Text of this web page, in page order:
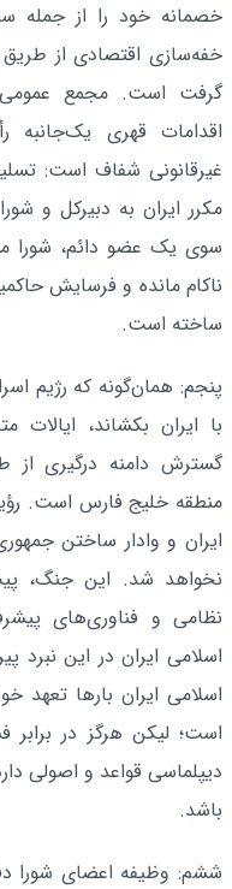
خصمانه خود را از جمله
خفه‌سازی اقتصادی از
گرفت است. مجمع عمومی
اقدامات قهری
غیرقانونی شفاف است:
مکرر ایران به دبیرکل و
سوی یک عضو دائم، شورا
ناکام مانده و فرسایش
ساخته است.
پنجم: همان‌گونه که رژیم
با ایران بکشاند، ایالات
گسترش دامنه درگیری از
منطقه خلیج فارس است.
ایران و وادار ساختن
نخواهد شد. این جنگ،
نظامی و فناوری‌های
اسلامی ایران در این نبرد
اسلامی ایران بارها تعهد
است؛ لیکن هرگز در برابر
دیپلماسی قواعد و اصولی
باشد.
ششم: وظیفه اعضای شورا